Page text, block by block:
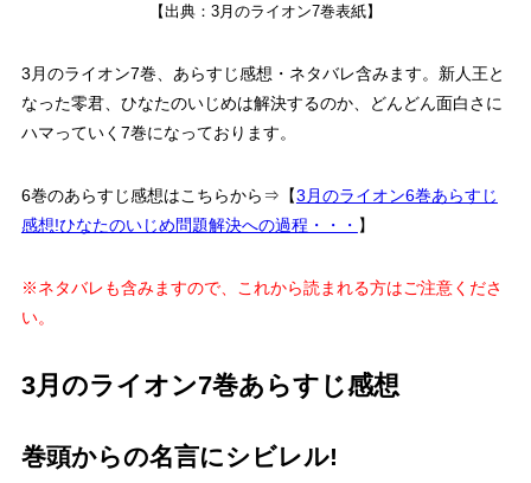
【出典：3月のライオン7巻表紙】
3月のライオン7巻、あらすじ感想・ネタバレ含みます。 新人王と
なった零君、 ひなたのいじめは解決するのか、どんどん面白さに
ハマっていく7巻になっております。
6巻のあらすじ感想はこちらから⇒【3月のライオン6巻あらすじ
感想!ひなたのいじめ問題解決への過程・・・ 】
※ネタバレも含みますので、これから読まれる方はご注意くださ
い。
3月のライオン7巻あらすじ感想
巻頭からの名言にシビレル!